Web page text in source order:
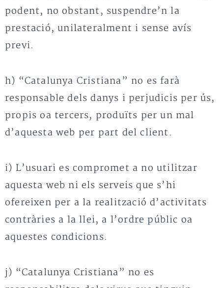
podent, no obstant, suspendre’n la
prestació, unilateralment i sense avís
previ.
h) “Catalunya Cristiana” no es farà
responsable dels danys i perjudicis per ús,
propis oa tercers, produïts per un mal
d’aquesta web per part del client.
i) L’usuari es compromet a no utilitzar
aquesta web ni els serveis que s’hi
ofereixen per a la realització d’activitats
contràries a la llei, a l’ordre públic oa
aquestes condicions.
j) “Catalunya Cristiana” no es